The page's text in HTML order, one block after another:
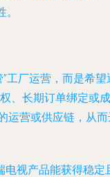
工厂运营，而是希望
、长期订单绑定或成
运营或供应链，从
电视产品能获得稳定